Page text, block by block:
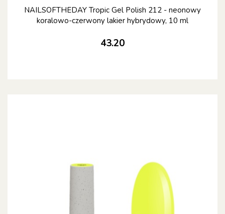
NAILSOFTHEDAY Tropic Gel Polish 212 - neonowy
koralowo-czerwony lakier hybrydowy, 10 ml
43.20